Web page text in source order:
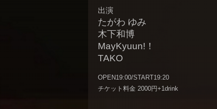
出演
たがわ ゆみ
木下和博
MayKyuun!！
TAKO
OPEN19:00/START19:20
チケット料金 2000円+1drink